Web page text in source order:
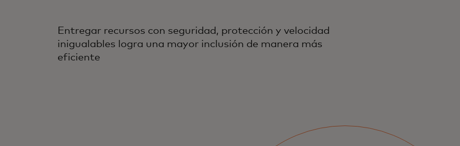
Entregar recursos con seguridad, protección y velocidad
inigualables logra una mayor inclusión de manera más
eficiente